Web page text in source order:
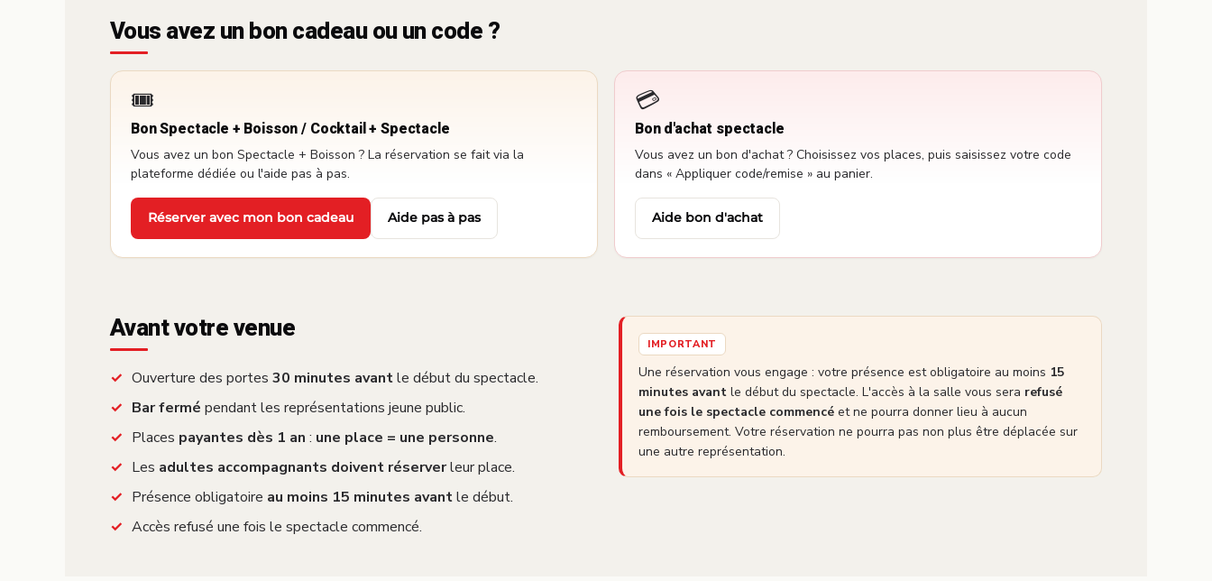
Vous avez un bon cadeau ou un code ?
🎟️
Bon Spectacle + Boisson / Cocktail + Spectacle
Vous avez un bon Spectacle + Boisson ? La réservation se fait via la
plateforme dédiée ou l'aide pas à pas.
Réserver avec mon bon cadeau
·
Aide pas à pas
💳
Bon d'achat spectacle
Vous avez un bon d'achat ? Choisissez vos places, puis saisissez votre code
dans « Appliquer code/remise » au panier.
Aide bon d'achat
Avant votre venue
Ouverture des portes 30 minutes avantle début du spectacle.
Bar fermé pendant les représentations jeune public.
Places payantes dès 1 an : une place = une personne.
Les adultes accompagnants doivent réserverleur place.
Présence obligatoire au moins 15 minutes avantle début.
Accès refusé une fois le spectacle commencé.
IMPORTANT
Une réservation vous engage : votre présence est obligatoire au moins 15
minutes avant le début du spectacle. L'accès à la salle vous sera refusé
une fois le spectacle commencé et ne pourra donner lieu à aucun
remboursement. Votre réservation ne pourra pas non plus être déplacée sur
une autre représentation.